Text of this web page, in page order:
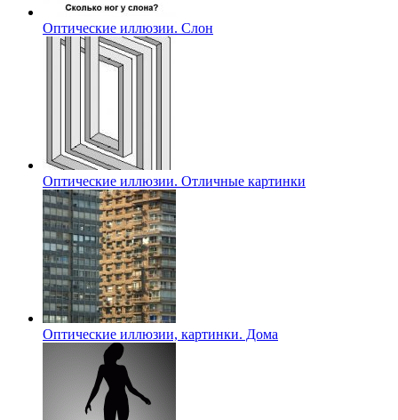
Оптические иллюзии. Слон
Оптические иллюзии. Отличные картинки
Оптические иллюзии, картинки. Дома